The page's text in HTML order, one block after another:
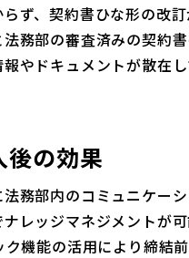
ず、契約書ひな形の改
務部の審査済みの契約
やドキュメントが散在
後の効果
務部内のコミュニケー
レッジマネジメントが
機能の活用により締結